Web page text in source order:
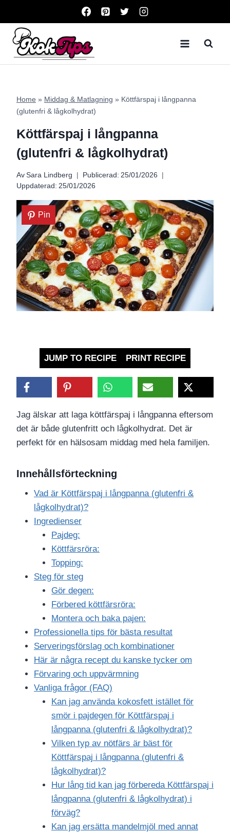
content
Home » Middag & Matlagning » Köttfärspaj i långpanna
(glutenfri & lågkolhydrat)
Köttfärspaj i långpanna
(glutenfri & lågkolhydrat)
Av Sara Lindberg Publicerad: 25/01/2026
Uppdaterad: 25/01/2026
Pin
JUMP TO RECIPE PRINT RECIPE
Jag älskar att laga köttfärspaj i långpanna eftersom
det är både glutenfritt och lågkolhydrat. Det är
perfekt för en hälsosam middag med hela familjen.
Innehållsförteckning
Vad är Köttfärspaj i långpanna (glutenfri &
lågkolhydrat)?
Ingredienser
Pajdeg:
Köttfärsröra:
Topping:
Steg för steg
Gör degen:
Förbered köttfärsröra:
Montera och baka pajen:
Professionella tips för bästa resultat
Serveringsförslag och kombinationer
Här är några recept du kanske tycker om
Förvaring och uppvärmning
Vanliga frågor (FAQ)
Kan jag använda kokosfett istället för
smör i pajdegen för Köttfärspaj i
långpanna (glutenfri & lågkolhydrat)?
Vilken typ av nötfärs är bäst för
Köttfärspaj i långpanna (glutenfri &
lågkolhydrat)?
Hur lång tid kan jag förbereda Köttfärspaj i
långpanna (glutenfri & lågkolhydrat) i
förväg?
Kan jag ersätta mandelmjöl med annat